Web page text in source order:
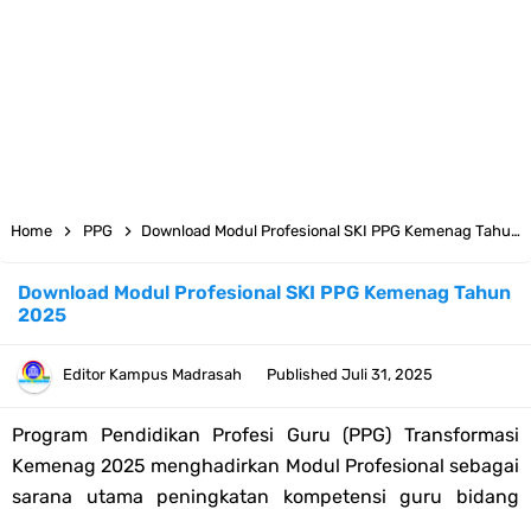
Bank Soal PAT Semester 2 Kelas 4 SD/MI Tahun 2026
Pendaftaran Akun Google Workspace bagi GTK Madrasah
Panduan GOOGLE WORKSPACE (GWS) Untuk Guru Madrasah
Bank Soal ASAT/PAT Kelas 5 SD/MI Kurikulum Merdeka Tahun 2026
Home PPG Download Modul Profesional SKI PPG Kemenag Tahun 2025
Download Modul Profesional SKI PPG Kemenag Tahun
2025
Editor Kampus Madrasah Published Juli 31, 2025
Program Pendidikan Profesi Guru (PPG) Transformasi
Kemenag 2025 menghadirkan Modul Profesional sebagai
sarana utama peningkatan kompetensi guru bidang